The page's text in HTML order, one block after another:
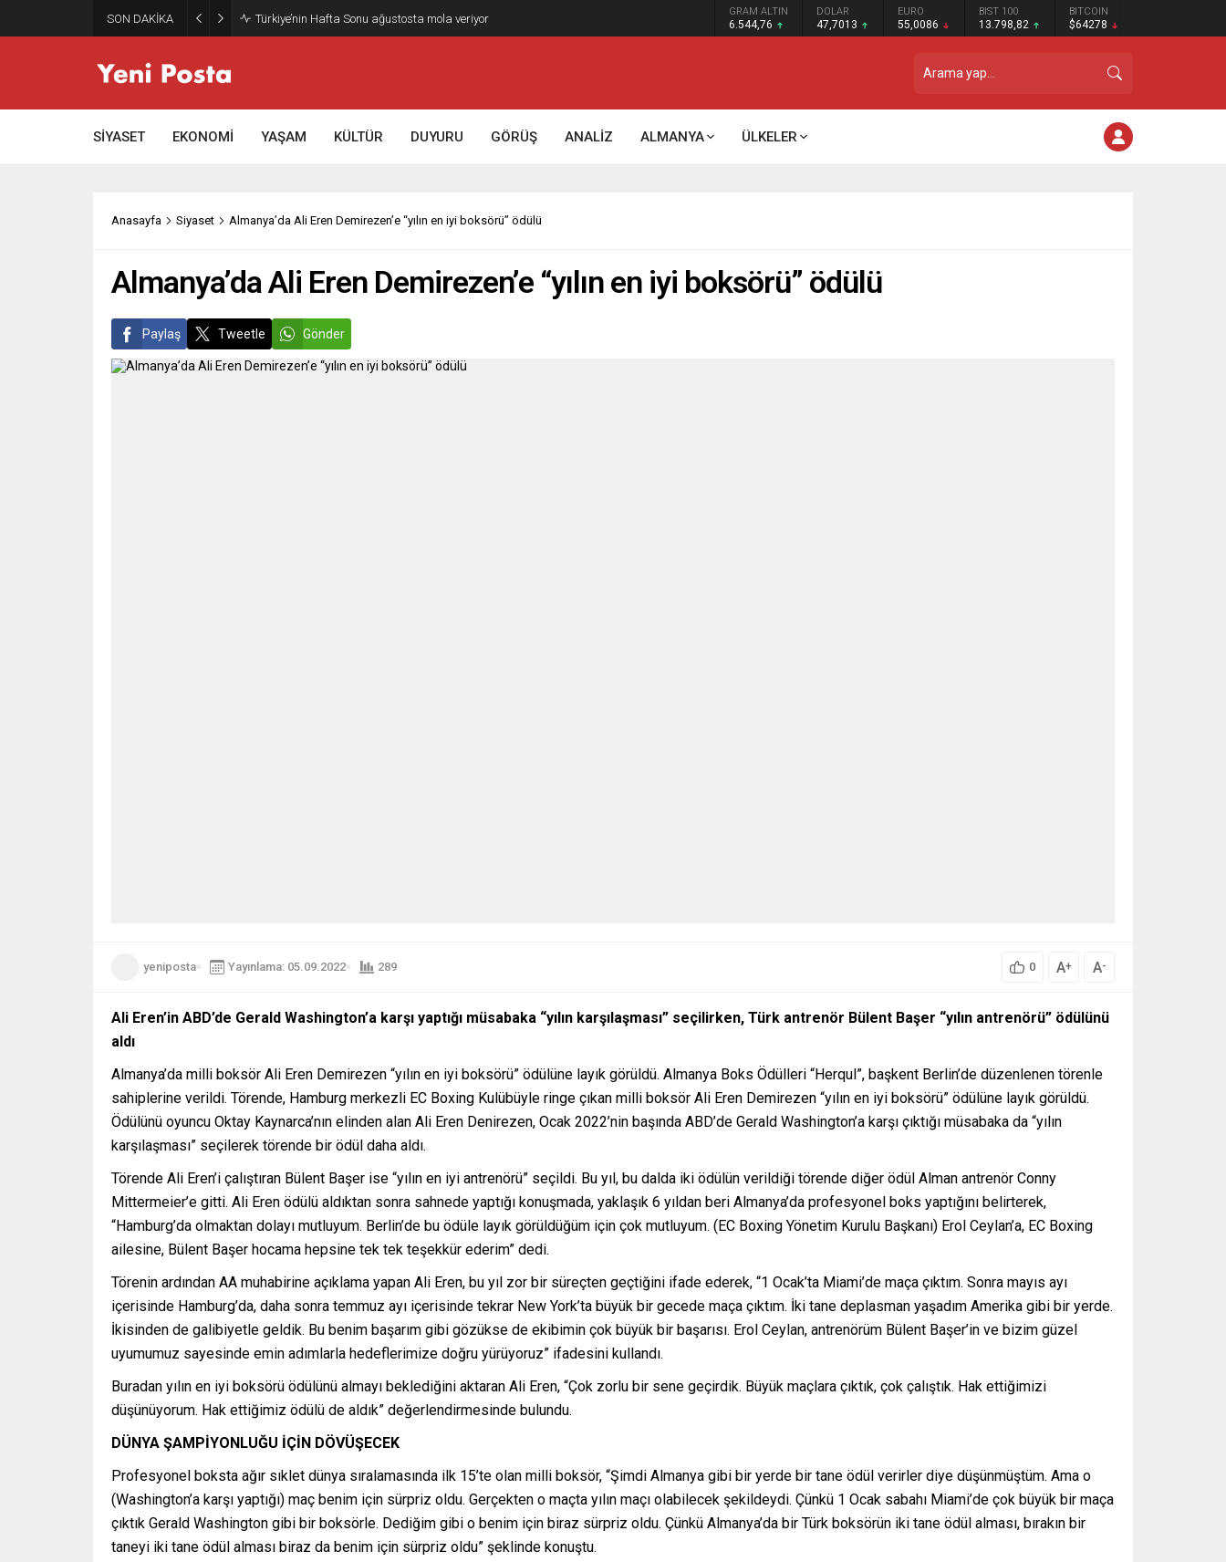
SON DAKİKA Gazze’nin geleceği: Teknokratik kontrol mü, kolonializm mi? GRAM ALTIN
6.544,76
DOLAR
47,7013
EURO
55,0086
BIST 100
13.798,82
BITCOIN
$64278
SİYASET EKONOMİ YAŞAM KÜLTÜR DUYURU GÖRÜŞ ANALİZ ALMANYA ÜLKELER
Anasayfa Siyaset Almanya’da Ali Eren Demirezen’e “yılın en iyi boksörü” ödülü
Almanya’da Ali Eren Demirezen’e “yılın en iyi boksörü” ödülü
Paylaş Tweetle Gönder
yeniposta Yayınlama: 05.09.2022 289 0 A+ A-
Ali Eren’in ABD’de Gerald Washington’a karşı yaptığı müsabaka “yılın karşılaşması” seçilirken, Türk antrenör Bülent Başer “yılın antrenörü” ödülünü
aldı
Almanya’da milli boksör Ali Eren Demirezen “yılın en iyi boksörü” ödülüne layık görüldü. Almanya Boks Ödülleri “Herqul”, başkent Berlin’de düzenlenen törenle
sahiplerine verildi. Törende, Hamburg merkezli EC Boxing Kulübüyle ringe çıkan milli boksör Ali Eren Demirezen “yılın en iyi boksörü” ödülüne layık görüldü.
Ödülünü oyuncu Oktay Kaynarca’nın elinden alan Ali Eren Denirezen, Ocak 2022’nin başında ABD’de Gerald Washington’a karşı çıktığı müsabaka da “yılın
karşılaşması” seçilerek törende bir ödül daha aldı.
Törende Ali Eren’i çalıştıran Bülent Başer ise “yılın en iyi antrenörü” seçildi. Bu yıl, bu dalda iki ödülün verildiği törende diğer ödül Alman antrenör Conny
Mittermeier’e gitti. Ali Eren ödülü aldıktan sonra sahnede yaptığı konuşmada, yaklaşık 6 yıldan beri Almanya’da profesyonel boks yaptığını belirterek,
“Hamburg’da olmaktan dolayı mutluyum. Berlin’de bu ödüle layık görüldüğüm için çok mutluyum. (EC Boxing Yönetim Kurulu Başkanı) Erol Ceylan’a, EC Boxing
ailesine, Bülent Başer hocama hepsine tek tek teşekkür ederim” dedi.
Törenin ardından AA muhabirine açıklama yapan Ali Eren, bu yıl zor bir süreçten geçtiğini ifade ederek, “1 Ocak’ta Miami’de maça çıktım. Sonra mayıs ayı
içerisinde Hamburg’da, daha sonra temmuz ayı içerisinde tekrar New York’ta büyük bir gecede maça çıktım. İki tane deplasman yaşadım Amerika gibi bir yerde.
İkisinden de galibiyetle geldik. Bu benim başarım gibi gözükse de ekibimin çok büyük bir başarısı. Erol Ceylan, antrenörüm Bülent Başer’in ve bizim güzel
uyumumuz sayesinde emin adımlarla hedeflerimize doğru yürüyoruz” ifadesini kullandı.
Buradan yılın en iyi boksörü ödülünü almayı beklediğini aktaran Ali Eren, “Çok zorlu bir sene geçirdik. Büyük maçlara çıktık, çok çalıştık. Hak ettiğimizi
düşünüyorum. Hak ettiğimiz ödülü de aldık” değerlendirmesinde bulundu.
DÜNYA ŞAMPİYONLUĞU İÇİN DÖVÜŞECEK
Profesyonel boksta ağır sıklet dünya sıralamasında ilk 15’te olan milli boksör, “Şimdi Almanya gibi bir yerde bir tane ödül verirler diye düşünmüştüm. Ama o
(Washington’a karşı yaptığı) maç benim için sürpriz oldu. Gerçekten o maçta yılın maçı olabilecek şekildeydi. Çünkü 1 Ocak sabahı Miami’de çok büyük bir maça
çıktık Gerald Washington gibi bir boksörle. Dediğim gibi o benim için biraz sürpriz oldu. Çünkü Almanya’da bir Türk boksörün iki tane ödül alması, bırakın bir
taneyi iki tane ödül alması biraz da benim için sürpriz oldu” şeklinde konuştu.